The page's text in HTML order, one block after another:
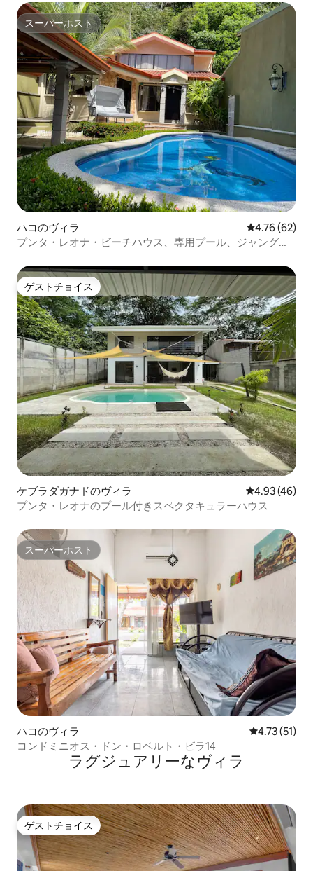
スーパーホスト
スーパーホスト
ハコのヴィラ レビュー62
4.76 (62)
プンタ・レオナ・ビーチハウス、専用プール、ジャングル
ゲストチョイス
ゲストチョイス
ケブラダガナドのヴィラ レビュー46
4.93 (46)
プンタ・レオナのプール付きスペクタキュラーハウス
スーパーホスト
スーパーホスト
ハコのヴィラ レビュー51
4.73 (51)
コンドミニオス・ドン・ロベルト・ビラ14
ラグジュアリーなヴィラ
ゲストチョイス
ゲストチョイス